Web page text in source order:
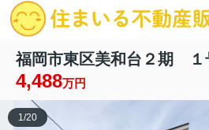
福岡市東区美和台２期 １
4,488万円
1/20